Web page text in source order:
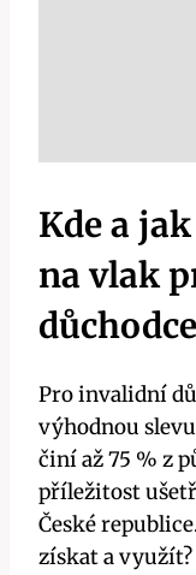
Kde a
na vlak
Pro invalidní
výhodnou
činí až 75 % z
příležitost
České
získat a